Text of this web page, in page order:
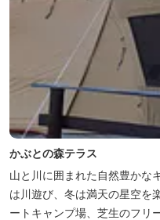
かぶとの森テラス
山と川に囲まれた自然豊かな
は川遊び、冬は満天の星空を楽しむ事
ートキャンプ場、芝生のフリ